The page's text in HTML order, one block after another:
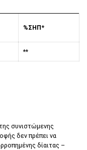
%ΣΗΠ*
**
συνιστώμενης
δεν πρέπει να
δίαιτας –